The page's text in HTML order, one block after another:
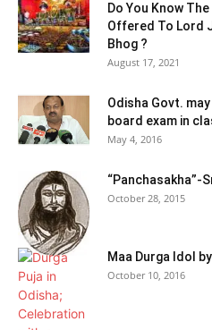
Do You Know
Offered To Lord
Bhog ?
August 17, 2021
Odisha Govt.
board exam in
May 4, 2016
“Panchasakha”-
October 28, 2015
Maa Durga Idol
October 10, 2016